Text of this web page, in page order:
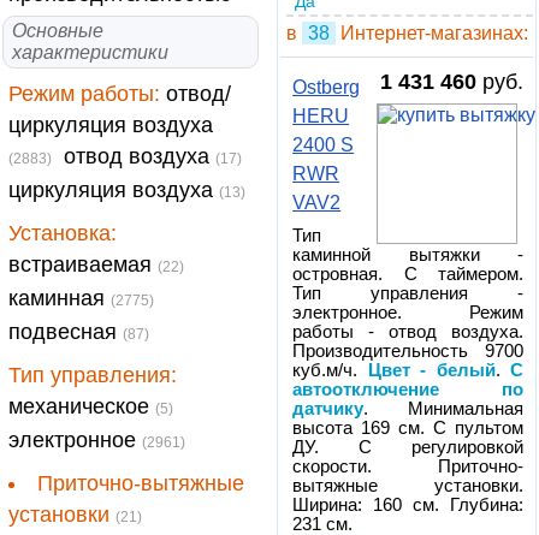
Основные
характеристики
Режим работы: отвод/
циркуляция воздуха
(2883) отвод воздуха (17)
циркуляция воздуха (13)
Установка:
встраиваемая (22)
каминная (2775)
подвесная (87)
Тип управления:
механическое (5)
электронное (2961)
Приточно-вытяжные
установки (21)
в 38 Интернет-магазинах:
1 431 460 руб.
Ostberg
HERU
2400 S
RWR
VAV2
Тип
каминной вытяжки -
островная. С таймером.
Тип управления -
электронное. Режим
работы - отвод воздуха.
Производительность 9700
куб.м/ч.
Цвет - белый.С
автоотключение по
датчику. Минимальная
высота 169 см. С пультом
ДУ. С регулировкой
скорости. Приточно-
вытяжные установки.
Ширина: 160 см. Глубина:
231 см.